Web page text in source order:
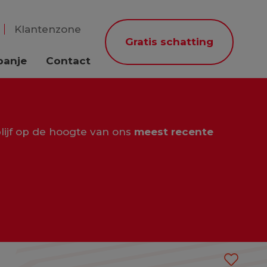
Klantenzone
Contact
Gratis schatting
op de hoogte van ons meest recente